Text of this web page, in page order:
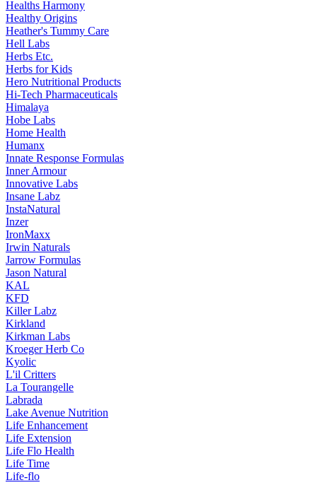
Healths Harmony
Healthy Origins
Heather's Tummy Care
Hell Labs
Herbs Etc.
Herbs for Kids
Hero Nutritional Products
Hi-Tech Pharmaceuticals
Himalaya
Hobe Labs
Home Health
Humanx
Innate Response Formulas
Inner Armour
Innovative Labs
Insane Labz
InstaNatural
Inzer
IronMaxx
Irwin Naturals
Jarrow Formulas
Jason Natural
KAL
KFD
Killer Labz
Kirkland
Kirkman Labs
Kroeger Herb Co
Kyolic
L'il Critters
La Tourangelle
Labrada
Lake Avenue Nutrition
Life Enhancement
Life Extension
Life Flo Health
Life Time
Life-flo